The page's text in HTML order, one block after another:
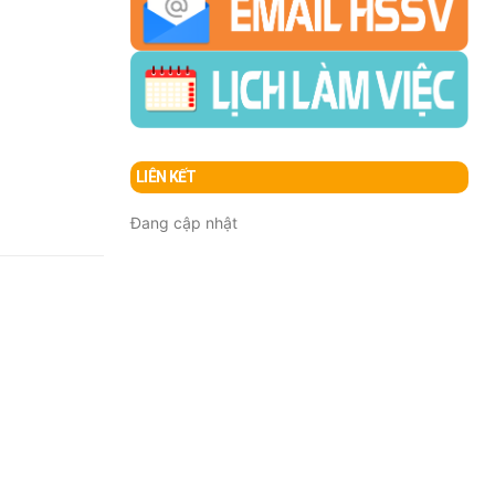
LIÊN KẾT
Đang cập nhật